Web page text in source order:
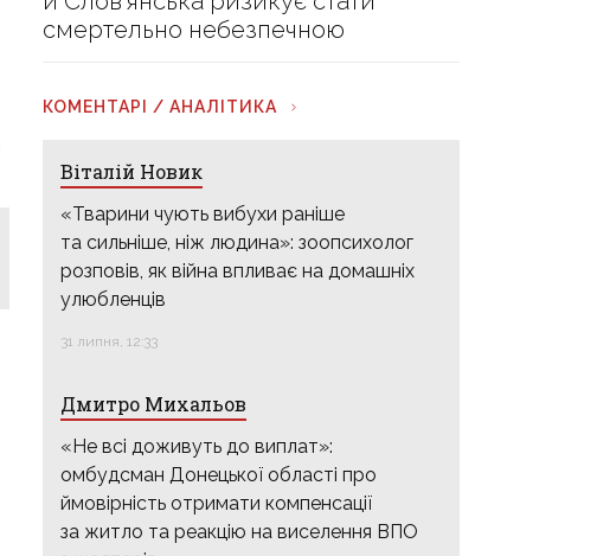
смертельно небезпечною
КОМЕНТАРІ / АНАЛІТИКА
Віталій Новик
«Тварини чують вибухи раніше
та сильніше, ніж людина»: зоопсихолог
розповів, як війна впливає на домашніх
улюбленців
31 липня, 12:33
Дмитро Михальов
«Не всі доживуть до виплат»:
омбудсман Донецької області про
ймовірність отримати компенсації
за житло та реакцію на виселення ВПО